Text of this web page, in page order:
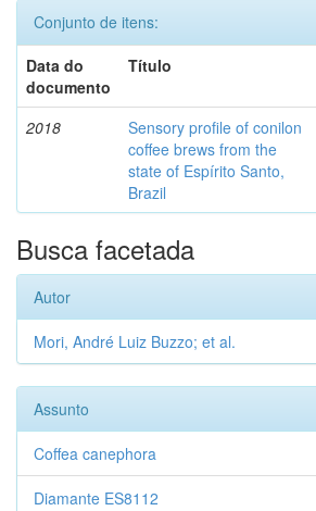
Conjunto de itens:
Data do
documento
Título
2018
Sensory profile of conilon
coffee brews from the
state of Espírito Santo,
Brazil
Busca facetada
Autor
Mori, André Luiz Buzzo; et al.
Assunto
Coffea canephora
Diamante ES8112